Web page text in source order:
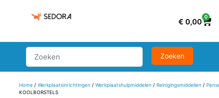
€ 0,00
0
Home/ Werkplaatsinrichtingen / Werkplaatshulpmiddelen / Reinigingsmiddellen /
KOOLBORSTELS